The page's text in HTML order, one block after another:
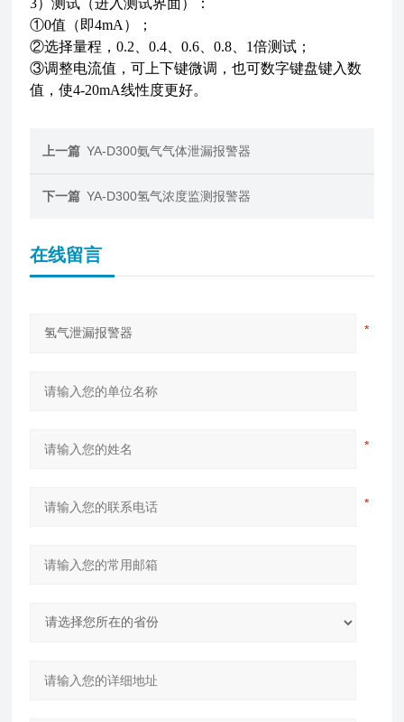
3）测试（进入测试界面）：
①0值（即4mA）；
②选择量程，0.2、0.4、0.6、0.8、1倍测试；
③调整电流值，可上下键微调，也可数字键盘键入数
值，使4-20mA线性度更好。
上一篇 YA-D300氨气气体泄漏报警器
下一篇 YA-D300氢气浓度监测报警器
在线留言